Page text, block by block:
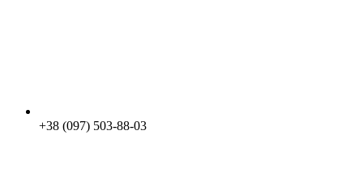
+38 (097) 503-88-03